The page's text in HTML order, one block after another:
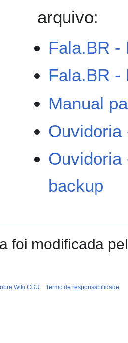
arquivo:
Fala.BR -
Fala.BR -
Manual
Ouvidoria
Ouvidoria
backup
foi modificada
Wiki CGU Termo de responsabilidade